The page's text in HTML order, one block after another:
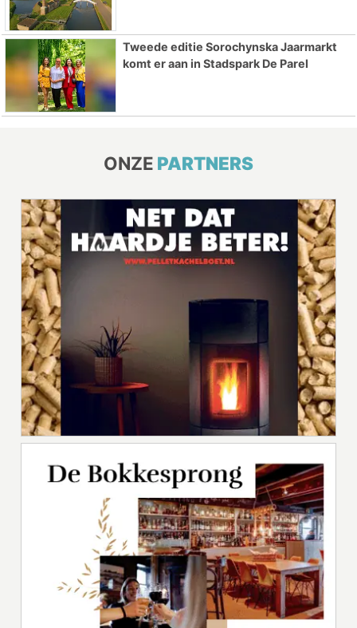
Tweede editie Sorochynska Jaarmarkt
komt er aan in Stadspark De Parel
ONZE PARTNERS